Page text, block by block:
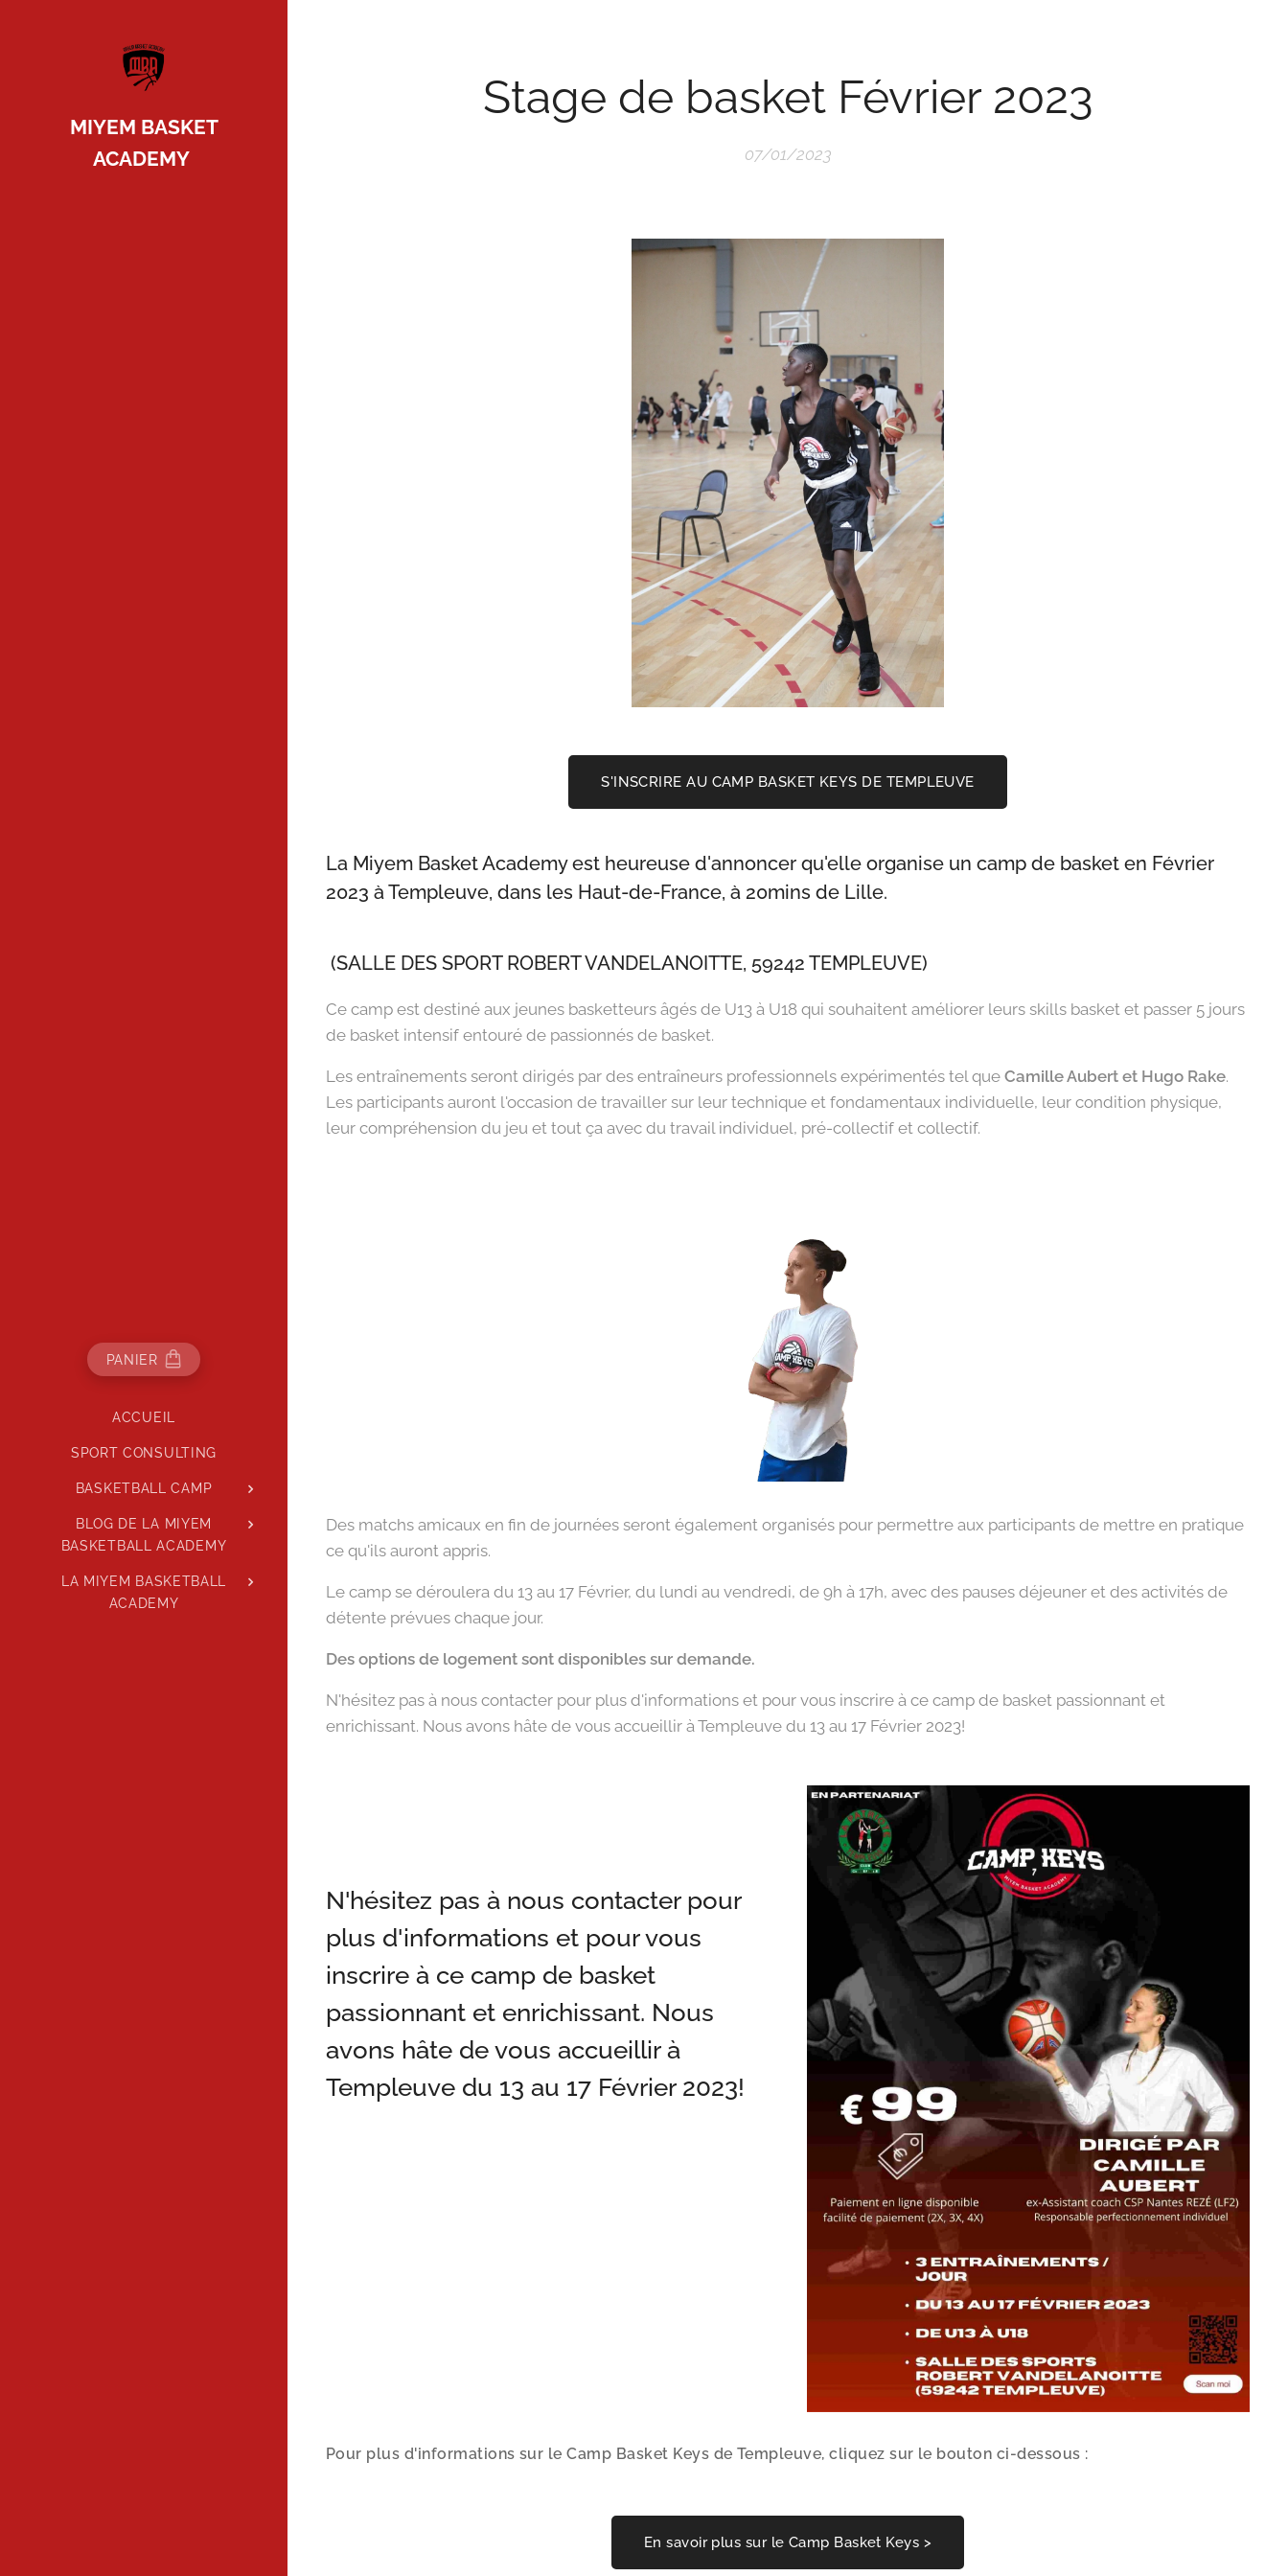
MIYEM BASKET
ACADEMY
PANIER
ACCUEIL
SPORT CONSULTING
BASKETBALL CAMP
BLOG DE LA MIYEM
BASKETBALL ACADEMY
LA MIYEM BASKETBALL
ACADEMY
Stage de basket Février 2023
07/01/2023
S'INSCRIRE AU CAMP BASKET KEYS DE TEMPLEUVE
La Miyem Basket Academy est heureuse d'annoncer qu'elle organise un camp de basket en Février
2023 à Templeuve, dans les Haut-de-France, à 20mins de Lille.
(SALLE DES SPORT ROBERT VANDELANOITTE, 59242 TEMPLEUVE)
Ce camp est destiné aux jeunes basketteurs âgés de U13 à U18 qui souhaitent améliorer leurs skills basket et passer 5 jours
de basket intensif entouré de passionnés de basket.
Les entraînements seront dirigés par des entraîneurs professionnels expérimentés tel que Camille Aubert et Hugo Rake.
Les participants auront l'occasion de travailler sur leur technique et fondamentaux individuelle, leur condition physique,
leur compréhension du jeu et tout ça avec du travail individuel, pré-collectif et collectif.
Des matchs amicaux en fin de journées seront également organisés pour permettre aux participants de mettre en pratique
ce qu'ils auront appris.
Le camp se déroulera du 13 au 17 Février, du lundi au vendredi, de 9h à 17h, avec des pauses déjeuner et des activités de
détente prévues chaque jour.
Des options de logement sont disponibles sur demande.
N'hésitez pas à nous contacter pour plus d'informations et pour vous inscrire à ce camp de basket passionnant et
enrichissant. Nous avons hâte de vous accueillir à Templeuve du 13 au 17 Février 2023!
N'hésitez pas à nous contacter pour
plus d'informations et pour vous
inscrire à ce camp de basket
passionnant et enrichissant. Nous
avons hâte de vous accueillir à
Templeuve du 13 au 17 Février 2023!
Pour plus d'informations sur le Camp Basket Keys de Templeuve, cliquez sur le bouton ci-dessous :
En savoir plus sur le Camp Basket Keys >